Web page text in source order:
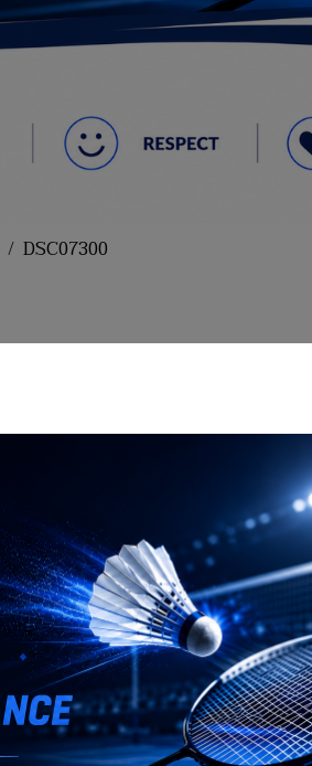
DSC07300